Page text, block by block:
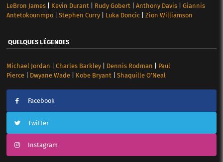
LeBron James| Kevin Durant Rudy Gobert Anthony Davis| Giannis
Antetokounmpo| Stephen Curry| Luka Doncic| Zion Williamson
QUELQUES LÉGENDES
Michael Jordan Charles Barkley| Dennis Rodman
Paul
Pierce| Dwyane Wade| Kobe Bryant| Shaquille O’Neal
Facebook
Twitter
Instagram